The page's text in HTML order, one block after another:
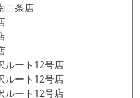
条店
ート12号店
ート12号店
ート12号店